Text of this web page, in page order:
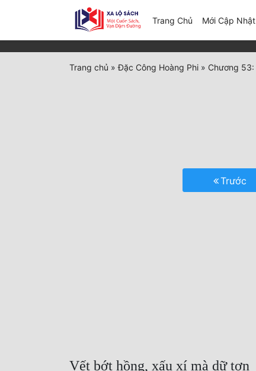
Trang Chủ Mới Cập Nhật
Trang chủ »Đặc Công Hoàng Phi » Chương
Trước
Vết bớt hồng, xấu xí mà dữ tợn